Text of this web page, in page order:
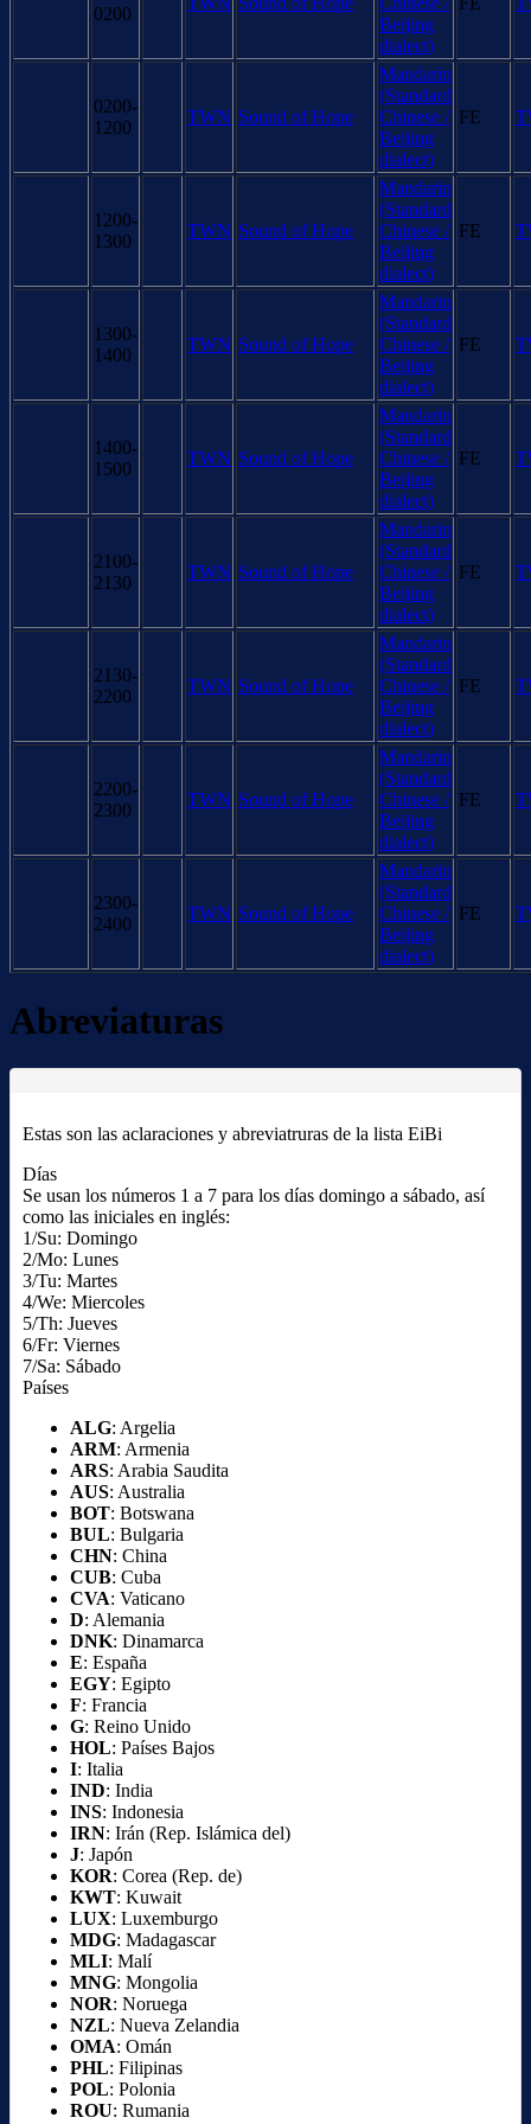
0200
Beijing
dialect)
0200-
1200
TWN Sound of Hope
Mandarin
(Standard
Chinese /
Beijing
dialect)
FE
1200-
1300
TWN Sound of Hope
Mandarin
(Standard
Chinese /
Beijing
dialect)
FE
1300-
1400
TWN Sound of Hope
Mandarin
(Standard
Chinese /
Beijing
dialect)
FE
1400-
1500
TWN Sound of Hope
Mandarin
(Standard
Chinese /
Beijing
dialect)
FE
2100-
2130
TWN Sound of Hope
Mandarin
(Standard
Chinese /
Beijing
dialect)
FE
2130-
2200
TWN Sound of Hope
Mandarin
(Standard
Chinese /
Beijing
dialect)
FE
2200-
2300
TWN Sound of Hope
Mandarin
(Standard
Chinese /
Beijing
dialect)
FE
2300-
2400
TWN Sound of Hope
Mandarin
(Standard
Chinese /
Beijing
dialect)
FE
Abreviaturas
Estas son las aclaraciones y abreviatruras de la lista EiBi
Días
Se usan los números 1 a 7 para los días domingo a sábado, así
como las iniciales en inglés:
1/Su: Domingo
2/Mo: Lunes
3/Tu: Martes
4/We: Miercoles
5/Th: Jueves
6/Fr: Viernes
7/Sa: Sábado
Países
ALG: Argelia
ARM: Armenia
ARS: Arabia Saudita
AUS: Australia
BOT: Botswana
BUL: Bulgaria
CHN: China
CUB: Cuba
CVA: Vaticano
D: Alemania
DNK: Dinamarca
E: España
EGY: Egipto
F: Francia
G: Reino Unido
HOL: Países Bajos
I: Italia
IND: India
INS: Indonesia
IRN: Irán (Rep. Islámica del)
J: Japón
KOR: Corea (Rep. de)
KWT: Kuwait
LUX: Luxemburgo
MDG: Madagascar
MLI: Malí
MNG: Mongolia
NOR: Noruega
NZL: Nueva Zelandia
OMA: Omán
PHL: Filipinas
POL: Polonia
ROU: Rumania